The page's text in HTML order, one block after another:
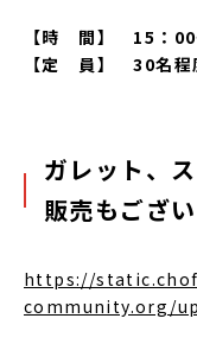
【時 間】 15：00
【定 員】 30名程
ガレット、
販売もござ
https://
community.org/